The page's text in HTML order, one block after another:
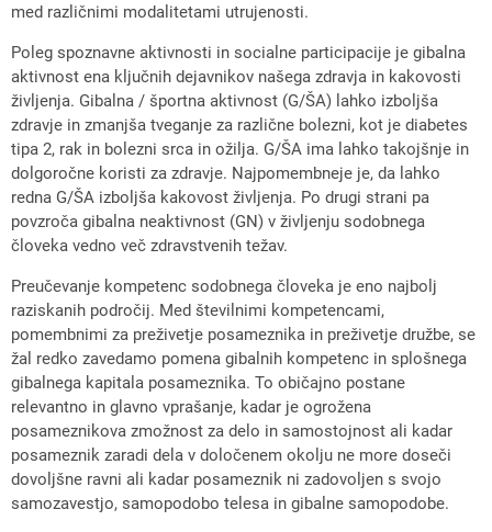
med različnimi modalitetami utrujenosti.
Poleg spoznavne aktivnosti in socialne participacije je gibalna
aktivnost ena ključnih dejavnikov našega zdravja in kakovosti
življenja. Gibalna / športna aktivnost (G/ŠA) lahko izboljša
zdravje in zmanjša tveganje za različne bolezni, kot je diabetes
tipa 2, rak in bolezni srca in ožilja. G/ŠA ima lahko takojšnje in
dolgoročne koristi za zdravje. Najpomembneje je, da lahko
redna G/ŠA izboljša kakovost življenja. Po drugi strani pa
povzroča gibalna neaktivnost (GN) v življenju sodobnega
človeka vedno več zdravstvenih težav.
Preučevanje kompetenc sodobnega človeka je eno najbolj
raziskanih področij. Med številnimi kompetencami,
pomembnimi za preživetje posameznika in preživetje družbe, se
žal redko zavedamo pomena gibalnih kompetenc in splošnega
gibalnega kapitala posameznika. To običajno postane
relevantno in glavno vprašanje, kadar je ogrožena
posameznikova zmožnost za delo in samostojnost ali kadar
posameznik zaradi dela v določenem okolju ne more doseči
dovoljšne ravni ali kadar posameznik ni zadovoljen s svojo
samozavestjo, samopodobo telesa in gibalne samopodobe.